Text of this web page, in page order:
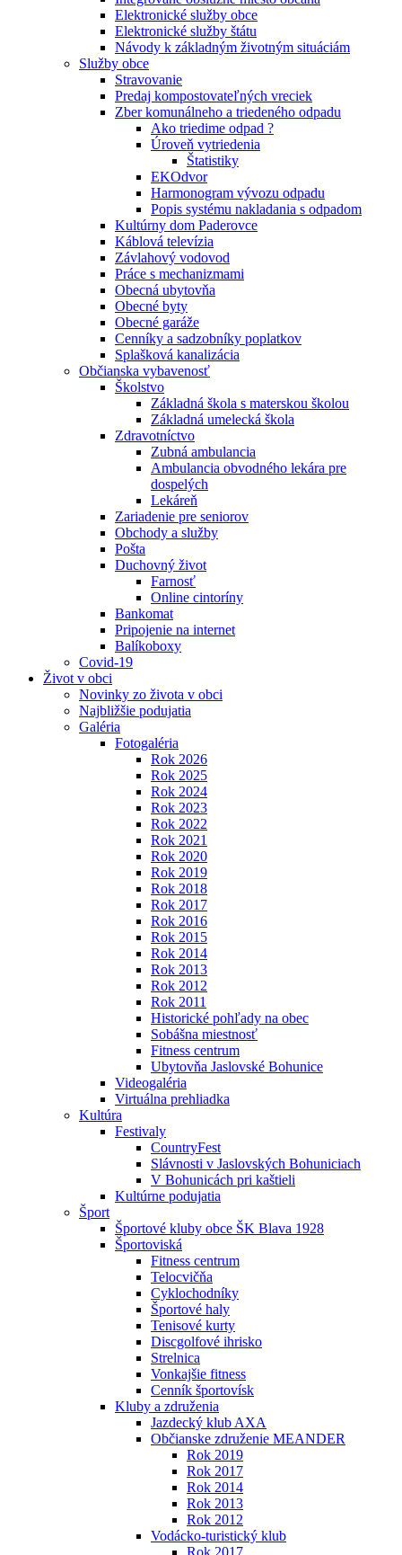
Elektronické služby obce
Elektronické služby štátu
Návody k základným životným situáciám
Služby obce
Stravovanie
Predaj kompostovateľných vreciek
Zber komunálneho a triedeného odpadu
Ako triedime odpad ?
Úroveň vytriedenia
Štatistiky
EKOdvor
Harmonogram vývozu odpadu
Popis systému nakladania s odpadom
Kultúrny dom Paderovce
Káblová televízia
Závlahový vodovod
Práce s mechanizmami
Obecná ubytovňa
Obecné byty
Obecné garáže
Cenníky a sadzobníky poplatkov
Splašková kanalizácia
Občianska vybavenosť
Školstvo
Základná škola s materskou školou
Základná umelecká škola
Zdravotníctvo
Zubná ambulancia
Ambulancia obvodného lekára pre
dospelých
Lekáreň
Zariadenie pre seniorov
Obchody a služby
Pošta
Duchovný život
Farnosť
Online cintoríny
Bankomat
Pripojenie na internet
Balíkoboxy
Covid-19
Život v obci
Novinky zo života v obci
Najbližšie podujatia
Galéria
Fotogaléria
Rok 2026
Rok 2025
Rok 2024
Rok 2023
Rok 2022
Rok 2021
Rok 2020
Rok 2019
Rok 2018
Rok 2017
Rok 2016
Rok 2015
Rok 2014
Rok 2013
Rok 2012
Rok 2011
Historické pohľady na obec
Sobášna miestnosť
Fitness centrum
Ubytovňa Jaslovské Bohunice
Videogaléria
Virtuálna prehliadka
Kultúra
Festivaly
CountryFest
Slávnosti v Jaslovských Bohuniciach
V Bohunicách pri kaštieli
Kultúrne podujatia
Šport
Športové kluby obce ŠK Blava 1928
Športoviská
Fitness centrum
Telocvičňa
Cyklochodníky
Športové haly
Tenisové kurty
Discgolfové ihrisko
Strelnica
Vonkajšie fitness
Cenník športovísk
Kluby a združenia
Jazdecký klub AXA
Občianske združenie MEANDER
Rok 2019
Rok 2017
Rok 2014
Rok 2013
Rok 2012
Vodácko-turistický klub
Rok 2017